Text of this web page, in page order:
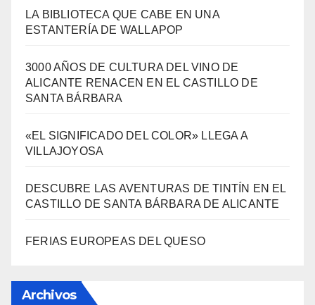
LA BIBLIOTECA QUE CABE EN UNA
ESTANTERÍA DE WALLAPOP
3000 AÑOS DE CULTURA DEL VINO DE
ALICANTE RENACEN EN EL CASTILLO DE
«EL SIGNIFICADO DEL COLOR» LLEGA A